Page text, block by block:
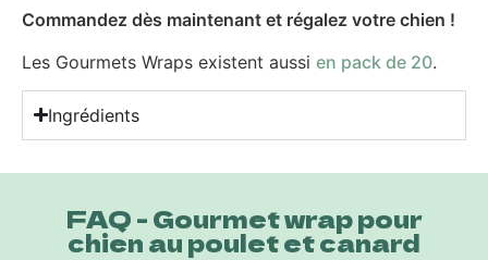
Commandez dès maintenant et régalez votre chien !
Les Gourmets Wraps existent aussi en pack de 20.
Ingrédients
FAQ - Gourmet wrap pour
chien au poulet et canard